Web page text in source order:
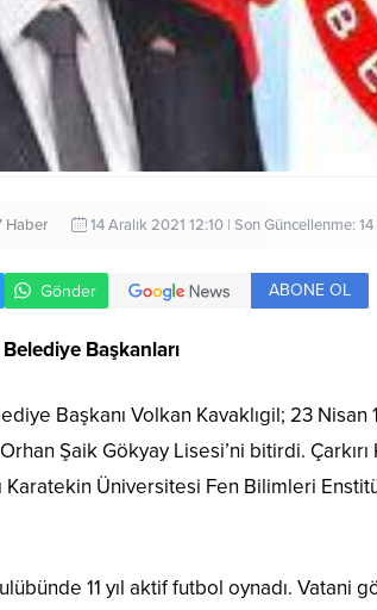
Haber 14 Aralık 2021 12:10 | Son Güncellenme:
Gönder ABONE OL
Başkanları
Başkanı Volkan Kavaklıgil; 23 Nisan
Şaik Gökyay Lisesi’ni bitirdi.
Karatekin Üniversitesi Fen Bilimleri
11 yıl aktif futbol oynadı. Vatani